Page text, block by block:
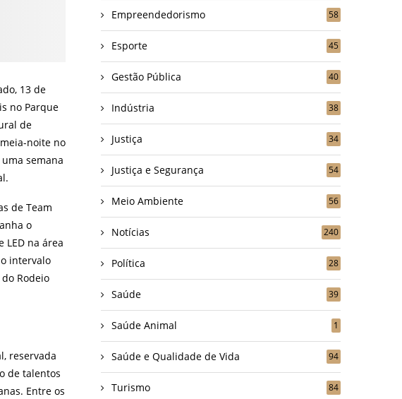
13 de
no Parque
de
noite no
semana
de Team
o
na área
intervalo
Rodeio
reservada
de talentos
Entre os
Empreendedorismo 58
Esporte 45
Gestão Pública 40
Indústria 38
Justiça 34
Justiça e Segurança 54
Meio Ambiente 56
Notícias 240
Política 28
Saúde 39
Saúde Animal 1
Saúde e Qualidade de Vida 94
Turismo 84